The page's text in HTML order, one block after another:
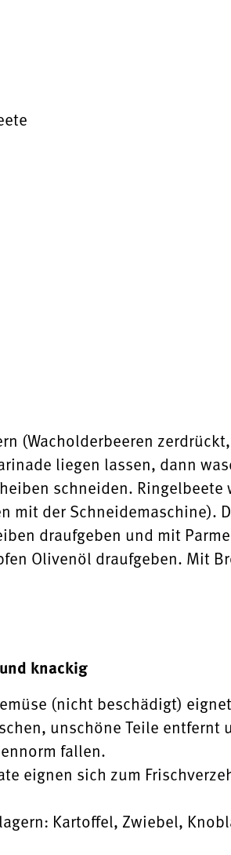
(Wacholderbeeren
liegen lassen, dann
schneiden.
mit der Schneidemaschine).
draufgeben und mit
Olivenöl draufgeben. Mit
knackig
(nicht beschädigt)
unschöne Teile entfernt
fallen.
eignen sich zum
Kartoffel, Zwiebel,